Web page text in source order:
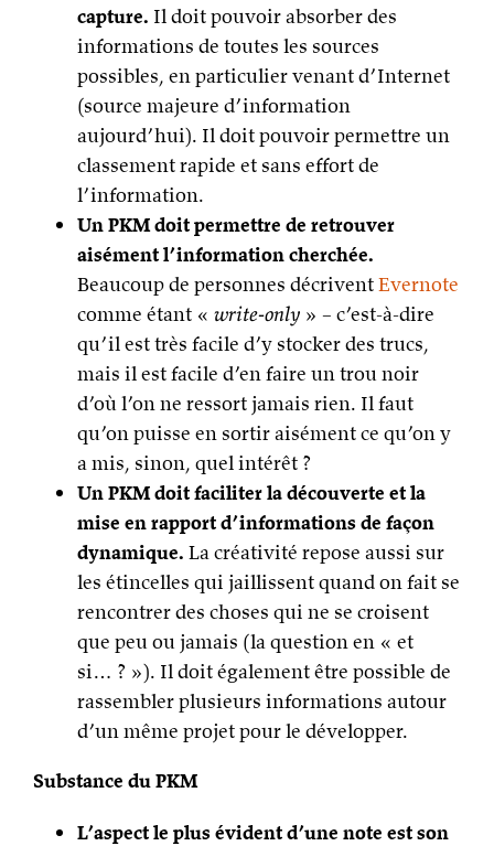
capture. Il doit pouvoir absorber des
informations de toutes les sources
possibles, en particulier venant d’Internet
(source majeure d’information
aujourd’hui). Il doit pouvoir permettre un
classement rapide et sans effort de
l’information.
Un PKM doit permettre de retrouver
aisément l’information cherchée.
Beaucoup de personnes décriventEvernote
comme étant « write-only » – c’est-à-dire
qu’il est très facile d’y stocker des trucs,
mais il est facile d’en faire un trou noir
d’où l’on ne ressort jamais rien. Il faut
qu’on puisse en sortir aisément ce qu’on y
a mis, sinon, quel intérêt ?
Un PKM doit faciliter la découverte et la
mise en rapport d’informations de façon
dynamique. La créativité repose aussi sur
les étincelles qui jaillissent quand on fait se
rencontrer des choses qui ne se croisent
que peu ou jamais (la question en « et
si… ? »). Il doit également être possible de
rassembler plusieurs informations autour
d’un même projet pour le développer.
Substance du PKM
L’aspect le plus évident d’une note est son